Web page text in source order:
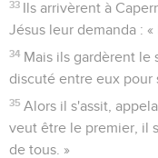
33 Ils arrivèrent à
Jésus leur demanda :
34 Mais ils gardèrent le
discuté entre eux pour
35 Alors il s'assit,
veut être le premier, il
de tous. »